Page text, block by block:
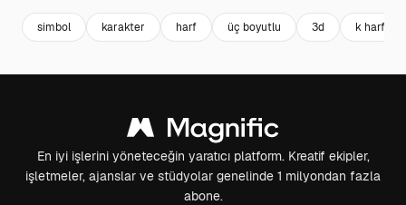
simbol karakter harf üç boyutlu 3d k harfi
En iyi işlerini yöneteceğin yaratıcı platform. Kreatif ekipler,
işletmeler, ajanslar ve stüdyolar genelinde 1 milyondan fazla
abone.